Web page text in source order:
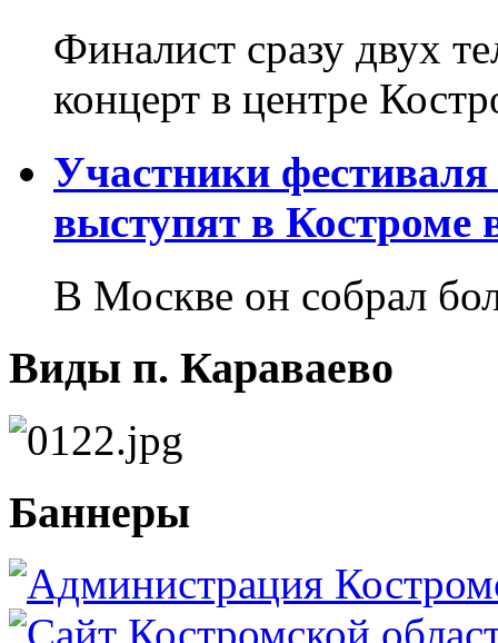
Финалист сразу двух
концерт в центре
Участники
выступят в Костроме
В Москве он собрал
Виды п. Караваево
Баннеры